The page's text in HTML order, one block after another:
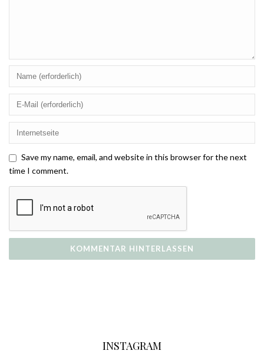
Save my name, email, and website in this browser for the next
time I comment.
INSTAGRAM